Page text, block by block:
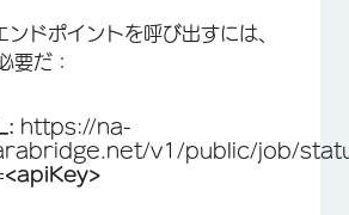
ンドポイントを呼び出すには、
要だ：
https://na-
v1/public/job/
<apiKey>